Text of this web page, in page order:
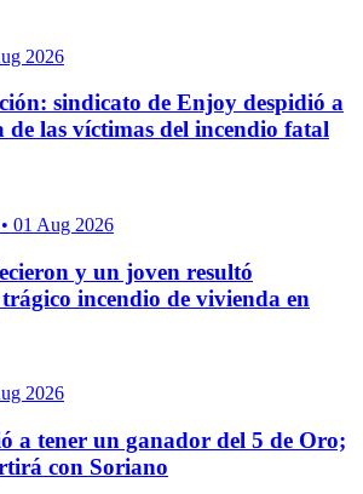
2026
sindicato de Enjoy despidió a
de las víctimas del incendio fatal
• 01 Aug 2026
y un joven resultó
incendio de vivienda en
2026
a tener un ganador del 5 de Oro;
con Soriano